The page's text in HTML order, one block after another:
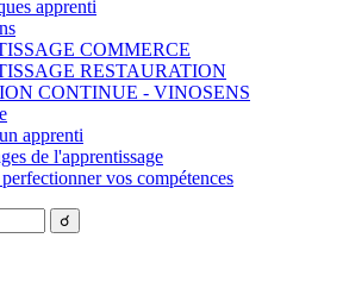
apprenti
COMMERCE
RESTAURATION
CONTINUE - VINOSENS
apprenti
de l'apprentissage
vos compétences